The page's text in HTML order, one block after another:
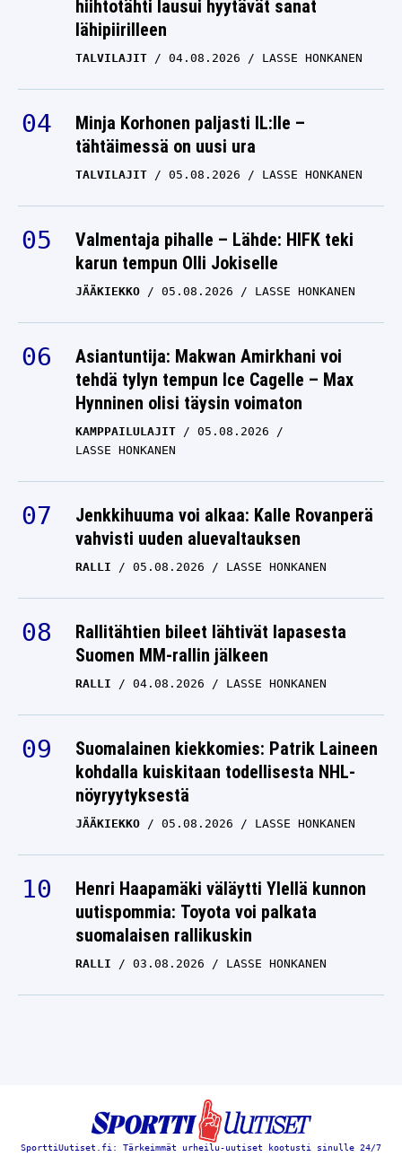
TALVILAJIT
Minja Korhonen paljasti IL:lle –
tähtäimessä on uusi ura
TALVILAJIT 05.08.2026
Valmentaja pihalle – Lähde: HIFK teki
karun tempun Olli Jokiselle
JÄÄKIEKKO 05.08.2026 LASSE HONKANEN
Asiantuntija: Makwan Amirkhani voi
tehdä tylyn tempun Ice Cagelle – Max
Hynninen olisi täysin voimaton
KAMPPAILULAJIT
05.08.2026
Jenkkihuuma voi alkaa: Kalle Rovanperä
vahvisti uuden aluevaltauksen
RALLI 05.08.2026 LASSE HONKANEN
Rallitähtien bileet lähtivät lapasesta
Suomen MM-rallin jälkeen
RALLI 04.08.2026 LASSE HONKANEN
Suomalainen kiekkomies: Patrik Laineen
kohdalla kuiskitaan todellisesta NHL-
nöyryytyksestä
JÄÄKIEKKO 05.08.2026
Henri Haapamäki väläytti Ylellä kunnon
uutispommia: Toyota voi palkata
suomalaisen rallikuskin
RALLI 03.08.2026 LASSE HONKANEN
SporttiUutiset.fi: Tärkeimmät urheilu-uutiset kootusti sinulle 24/7